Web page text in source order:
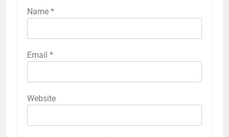
Name *
Email *
Website